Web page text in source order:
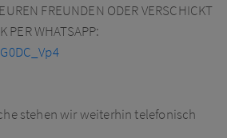
FREUNDEN ODER VERSCHICKT
PER WHATSAPP:
stehen wir weiterhin telefonisch